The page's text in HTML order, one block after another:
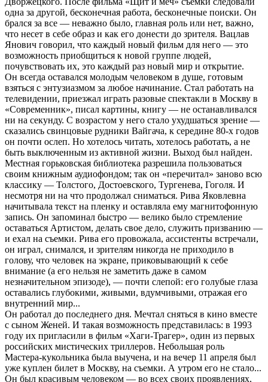
одна за другой, бесконечная работа, бесконечные поиски. Он
брался за все — неважно было, главная роль или нет, важно,
что несет в себе образ и как его донести до зрителя. Вацлав
Янович говорил, что каждый новый фильм для него — это
возможность приобщиться к новой группе людей,
почувствовать их, это каждый раз новый мир и открытие.
Он всегда оставался молодым человеком в душе, готовым
взяться с энтузиазмом за любое начинание. Стал работать на
телевидении, приезжал играть разовые спектакли в Москву в
«Современник», писал картины, книгу — не останавливался
ни на секунду. С возрастом у него стало ухудшаться зрение —
сказались свинцовые рудники Вайгача, к середине 80-х годов
он почти ослеп. Но хотелось читать, хотелось работать, а не
быть выключенным из активной жизни. Выход был найден.
Местная горьковская библиотека разрешила пользоваться
своим книжным аудиофондом; так он «перечитал» заново всю
классику — Толстого, Достоевского, Тургенева, Гоголя. И
несмотря ни на что продолжал сниматься. Рива Яковлевна
начитывала текст на пленку и оставляла ему магнитофонную
запись. Он запоминал быстро — велико было стремление
оставаться Артистом, делать свое дело, служить призванию —
и ехал на съемки. Рива его провожала, ассистенты встречали,
он играл, снимался, и зрителям никогда не приходило в
голову, что человек на экране, приковывающий к себе
внимание (а его нельзя не заметить даже в самом
незначительном эпизоде), — почти слепой: его голубые глаза
оставались глубокими, живыми, вдумчивыми, отражая его
внутренний мир...
Он работал до последнего дня. Мечтал сняться в кино вместе
с сыном Женей. И такая возможность представилась: в 1993
году их пригласили в фильм «Хаги-Трагер», один из первых
российских мистических триллеров. Небольшая роль
Мастера-кукольника была выучена, и на вечер 11 апреля был
уже куплен билет в Москву, на съемки. А утром его не стало...
Он был красивым человеком — во всех своих проявлениях,